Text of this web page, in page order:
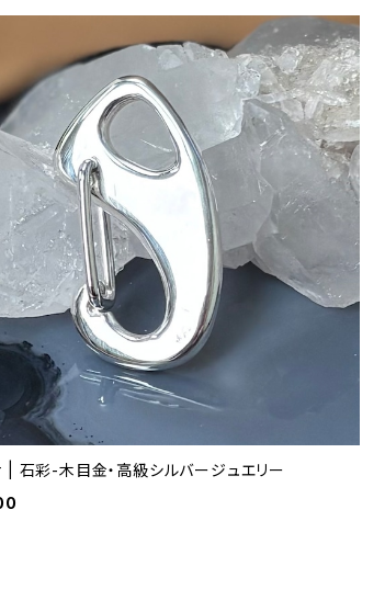
| 石彩-木目金・高級シルバージュエリー